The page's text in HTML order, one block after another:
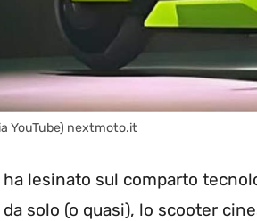
YouTube) nextmoto.it
lesinato sul comparto
solo (o quasi), lo scooter